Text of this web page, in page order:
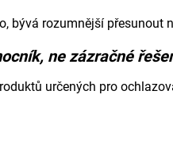
bývá rozumnější přesunout
ne zázračné
určených pro